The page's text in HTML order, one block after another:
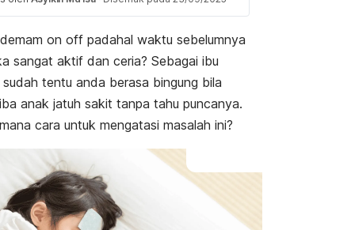
on offpadahal waktu sebelumnya
sangat aktif dan ceria? Sebagai ibu
tentu anda berasa bingung bila
anak jatuh sakit tanpa tahu puncanya.
cara untuk mengatasi masalah ini?